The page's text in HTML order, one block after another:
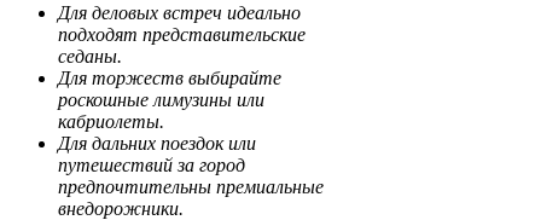
Для деловых встреч идеально
подходят представительские
седаны.
Для торжеств выбирайте
роскошные лимузины или
кабриолеты.
Для дальних поездок или
путешествий за город
предпочтительны премиальные
внедорожники.